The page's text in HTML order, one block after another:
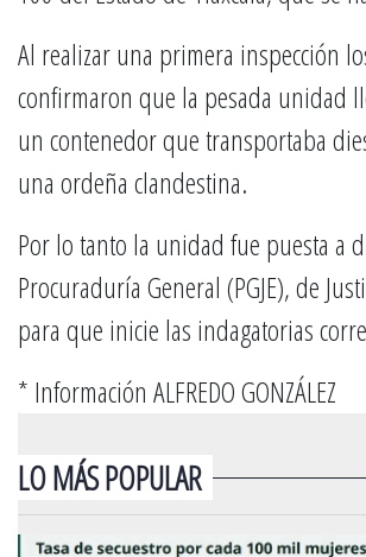
Al realizar una primera inspección
confirmaron que la pesada unidad
un contenedor que transportaba
una ordeña clandestina.
Por lo tanto la unidad fue puesta a
Procuraduría General (PGJE), de
para que inicie las indagatorias
* Información ALFREDO GONZÁLEZ
LO MÁS POPULAR